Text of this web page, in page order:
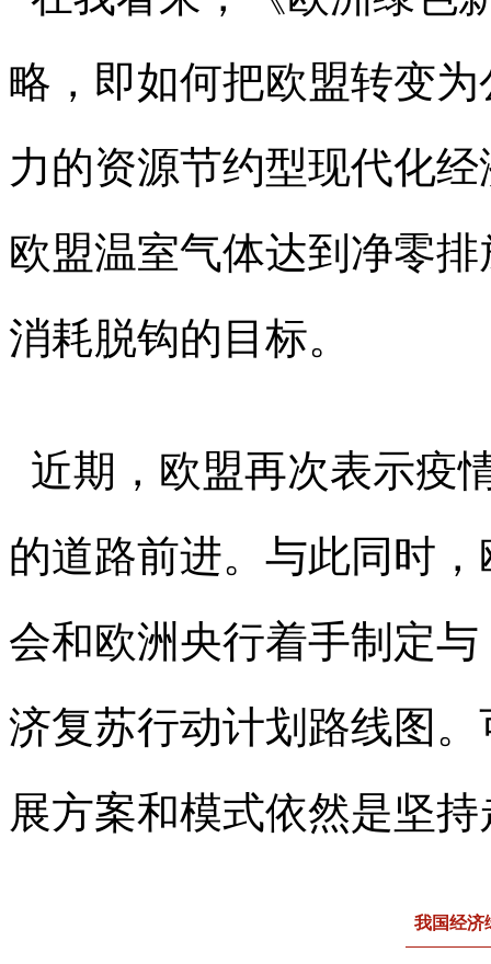
略，即如何把欧盟转变
力的资源节约型现代化
欧盟温室气体达到净零
消耗脱钩的目标。
近期，欧盟再次表示疫
的道路前进。与此同时
会和欧洲央行着手制定
济复苏行动计划路线图
展方案和模式依然是坚
我国经济